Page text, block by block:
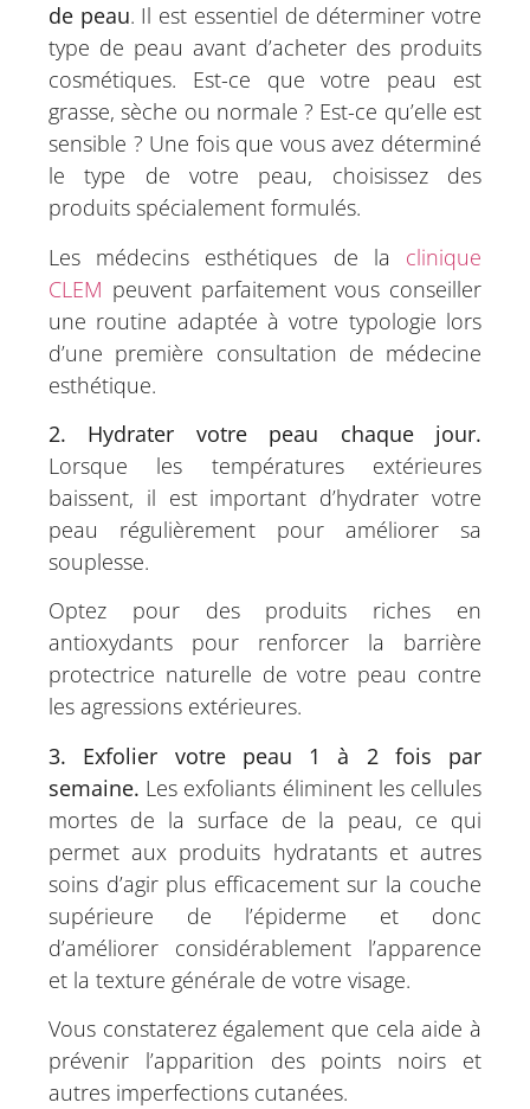
de peau. Il est essentiel de déterminer votre
type de peau avant d’acheter des produits
cosmétiques. Est-ce que votre peau est
grasse, sèche ou normale ? Est-ce qu’elle est
sensible ? Une fois que vous avez déterminé
le type de votre peau, choisissez des
produits spécialement formulés.
Les médecins esthétiques de la clinique
CLEM peuvent parfaitement vous conseiller
une routine adaptée à votre typologie lors
d’une première consultation de médecine
esthétique.
2. Hydrater votre peau chaque jour.
Lorsque les températures extérieures
baissent, il est important d’hydrater votre
peau régulièrement pour améliorer sa
souplesse.
Optez pour des produits riches en
antioxydants pour renforcer la barrière
protectrice naturelle de votre peau contre
les agressions extérieures.
3. Exfolier votre peau 1 à 2 fois par
semaine. Les exfoliants éliminent les cellules
mortes de la surface de la peau, ce qui
permet aux produits hydratants et autres
soins d’agir plus efficacement sur la couche
supérieure de l’épiderme et donc
d’améliorer considérablement l’apparence
et la texture générale de votre visage.
Vous constaterez également que cela aide à
prévenir l’apparition des points noirs et
autres imperfections cutanées.